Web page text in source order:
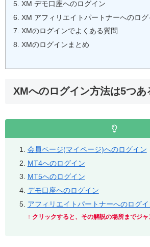
XM デモ口座へのログイン
XM アフィリエイトパートナーへのログ
XMのログインでよくある質問
XMのログインまとめ
XMへのログイン方法は5つあ
会員ページ(マイページ)へのログイン
MT4へのログイン
MT5へのログイン
デモ口座へのログイン
アフィリエイトパートナーへのログイ
↑ クリックすると、その解説の場所までジ